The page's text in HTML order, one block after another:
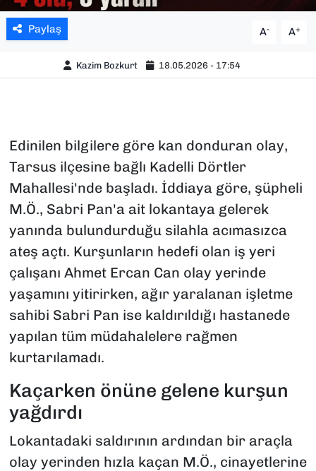
Paylaş A- A+
Kazim Bozkurt 18.05.2026 - 17:54
Edinilen bilgilere göre kan donduran olay,
Tarsus ilçesine bağlı Kadelli Dörtler
Mahallesi'nde başladı. İddiaya göre, şüpheli
M.Ö., Sabri Pan'a ait lokantaya gelerek
yanında bulundurduğu silahla acımasızca
ateş açtı. Kurşunların hedefi olan iş yeri
çalışanı Ahmet Ercan Can olay yerinde
yaşamını yitirirken, ağır yaralanan işletme
sahibi Sabri Pan ise kaldırıldığı hastanede
yapılan tüm müdahalelere rağmen
kurtarılamadı.
Kaçarken önüne gelene kurşun
yağdırdı
Lokantadaki saldırının ardından bir araçla
olay yerinden hızla kaçan M.Ö., cinayetlerine